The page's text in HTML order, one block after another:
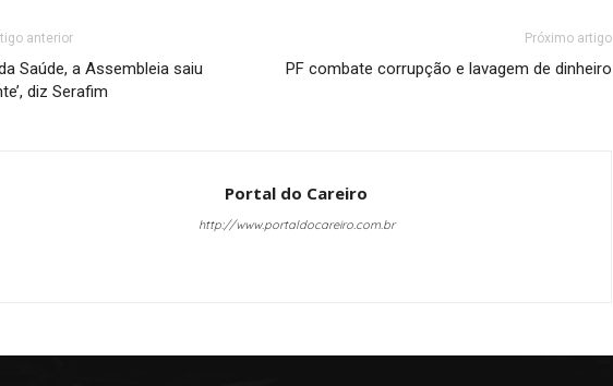
anterior
Saúde, a Assembleia saiu
diz Serafim
Próximo artigo
PF combate corrupção e lavagem de dinheiro
Portal do Careiro
http://www.portaldocareiro.com.br